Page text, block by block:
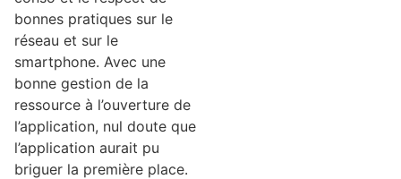
bonnes pratiques sur le
réseau et sur le
smartphone. Avec une
bonne gestion de la
ressource à l’ouverture de
l’application, nul doute que
l’application aurait pu
briguer la première place.